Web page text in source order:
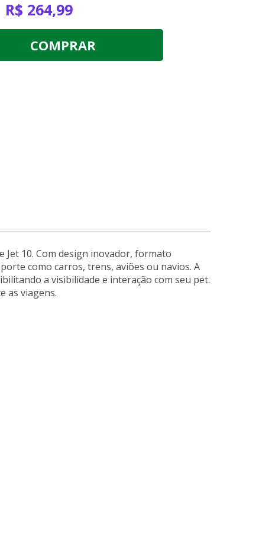
R$ 264,99
COMPRAR
Jet 10. Com design inovador, formato
como carros, trens, aviões ou navios. A
a visibilidade e interação com seu pet.
as viagens.